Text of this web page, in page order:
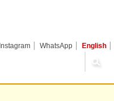
Instagram WhatsApp English